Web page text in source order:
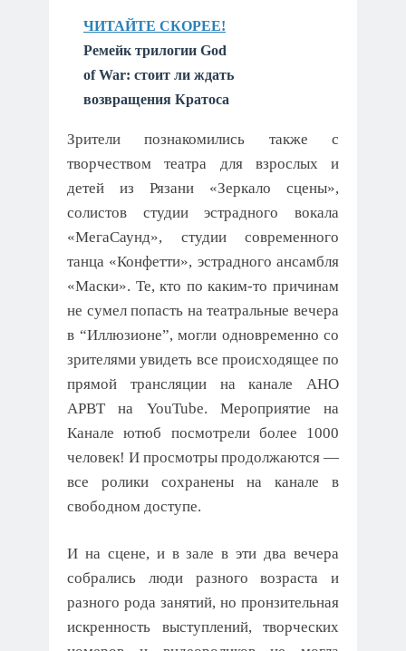
ЧИТАЙТЕ СКОРЕЕ!
Ремейк трилогии God
of War: стоит ли ждать
возвращения Кратоса
Зрители познакомились также с
творчеством театра для взрослых и
детей из Рязани «Зеркало сцены»,
солистов студии эстрадного вокала
«МегаСаунд», студии современного
танца «Конфетти», эстрадного ансамбля
«Маски». Те, кто по каким-то причинам
не сумел попасть на театральные вечера
в “Иллюзионе”, могли одновременно со
зрителями увидеть все происходящее по
прямой трансляции на канале АНО
АРВТ на YouTube. Мероприятие на
Канале ютюб посмотрели более 1000
человек! И просмотры продолжаются —
все ролики сохранены на канале в
свободном доступе.
И на сцене, и в зале в эти два вечера
собрались люди разного возраста и
разного рода занятий, но пронзительная
искренность выступлений, творческих